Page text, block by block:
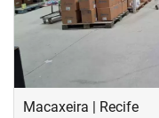
Macaxeira | Recife